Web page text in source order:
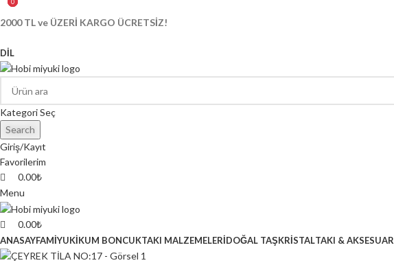
2000 TL ve ÜZERİ KARGO ÜCRETSİZ!
DIL
Kategori Seç
Search
Giriş/Kayıt
Favorilerim
0
0.00₺
Menu
0
0.00₺
ANASAYFAMİYUKİKUM BONCUKTAKI MALZEMELERİDOĞAL TAŞKRİSTALTAKI & AKSESUAR
0